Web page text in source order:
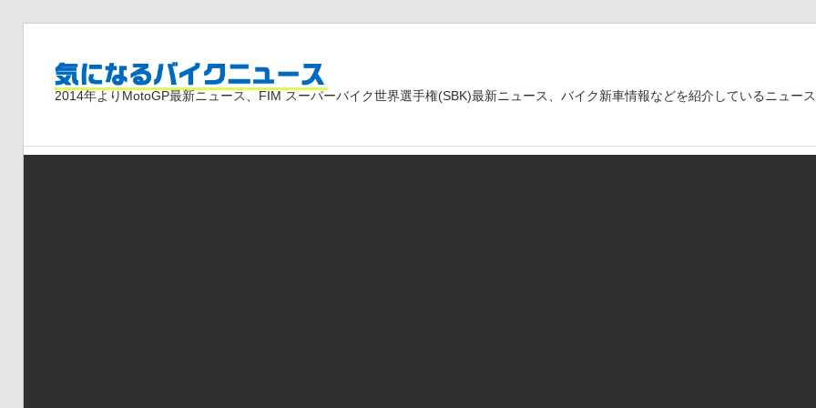
気
に
2014年よりMotoGP最新ニュース、FIM スーパーバイク世界選手権(SBK)最新ニュース、バイク新車情報などを紹介しているニュース